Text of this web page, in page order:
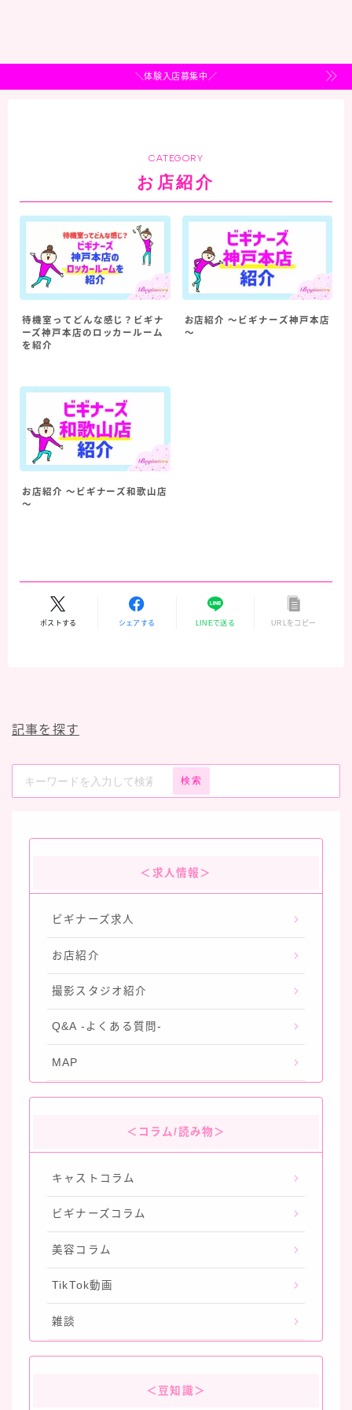
＼体験入店募集中／
CATEGORY
お店紹介
待機室ってどんな感じ？ビギナ
ーズ神戸本店のロッカールーム
を紹介
お店紹介 ～ビギナーズ神戸本店
～
お店紹介 ～ビギナーズ和歌山店
～
ポストする シェアする LINEで送る URLをコピー
記事を探す
検索
＜求人情報＞
ビギナーズ求人
お店紹介
撮影スタジオ紹介
Q&A -よくある質問-
MAP
＜コラム/読み物＞
キャストコラム
ビギナーズコラム
美容コラム
TikTok動画
雑談
＜豆知識＞